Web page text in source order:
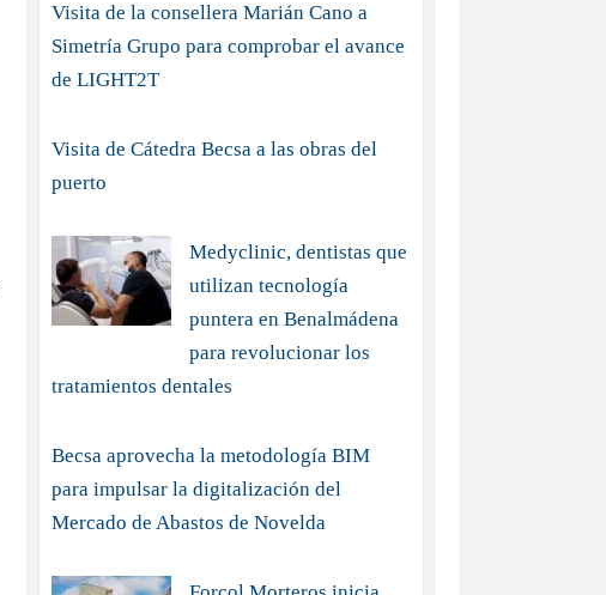
Visita de la consellera Marián Cano a
Simetría Grupo para comprobar el avance
de LIGHT2T
Visita de Cátedra Becsa a las obras del
puerto
Medyclinic, dentistas que
utilizan tecnología
puntera en Benalmádena
para revolucionar los
tratamientos dentales
Becsa aprovecha la metodología BIM
para impulsar la digitalización del
Mercado de Abastos de Novelda